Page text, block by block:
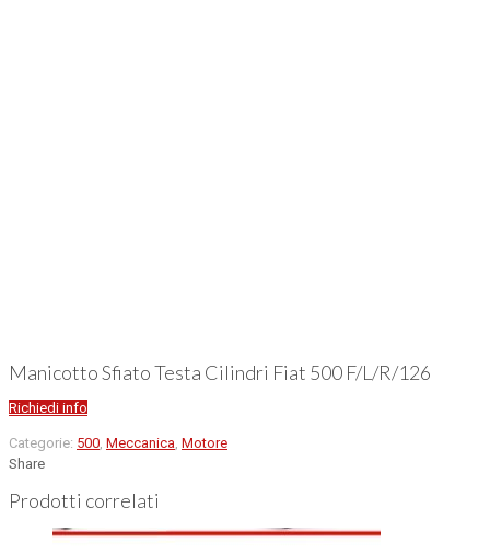
Manicotto Sfiato Testa Cilindri Fiat 500 F/L/R/126
Richiedi info
Categorie: 500 Meccanica Motore
Share
Prodotti correlati